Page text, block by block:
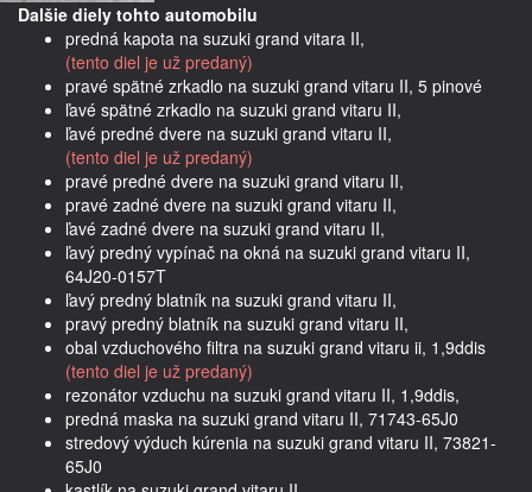
Dalšie diely tohto automobilu
predná kapota na suzuki grand vitara II,
(tento diel je už predaný)
pravé spätné zrkadlo na suzuki grand vitaru II, 5 pinové
ľavé spätné zrkadlo na suzuki grand vitaru II,
ľavé predné dvere na suzuki grand vitaru II,
(tento diel je už predaný)
pravé predné dvere na suzuki grand vitaru II,
pravé zadné dvere na suzuki grand vitaru II,
ľavé zadné dvere na suzuki grand vitaru II,
ľavý predný vypínač na okná na suzuki grand vitaru II,
64J20-0157T
ľavý predný blatník na suzuki grand vitaru II,
pravý predný blatník na suzuki grand vitaru II,
obal vzduchového filtra na suzuki grand vitaru ii, 1,9ddis
(tento diel je už predaný)
rezonátor vzduchu na suzuki grand vitaru II, 1,9ddis,
predná maska na suzuki grand vitaru II, 71743-65J0
stredový výduch kúrenia na suzuki grand vitaru II, 73821-
65J0